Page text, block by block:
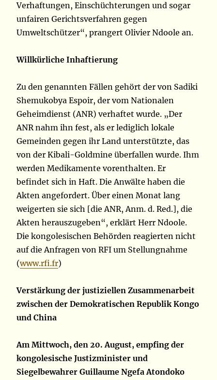
Verhaftungen, Einschüchterungen und sogar
unfairen Gerichtsverfahren gegen
Umweltschützer“, prangert Olivier Ndoole an.
Willkürliche Inhaftierung
Zu den genannten Fällen gehört der von Sadiki
Shemukobya Espoir, der vom Nationalen
Geheimdienst (ANR) verhaftet wurde. „Der
ANR nahm ihn fest, als er lediglich lokale
Gemeinden gegen ihr Land unterstützte, das
von der Kibali-Goldmine überfallen wurde. Ihm
werden Medikamente vorenthalten. Er
befindet sich in Haft. Die Anwälte haben die
Akten angefordert. Über einen Monat lang
weigerten sie sich [die ANR, Anm. d. Red.], die
Akten herauszugeben“, erklärt Herr Ndoole.
Die kongolesischen Behörden reagierten nicht
auf die Anfragen von RFI um Stellungnahme
(www.rfi.fr)
Verstärkung der justiziellen Zusammenarbeit
zwischen der Demokratischen Republik Kongo
und China
Am Mittwoch, den 20. August, empfing der
kongolesische Justizminister und
Siegelbewahrer Guillaume Ngefa Atondoko